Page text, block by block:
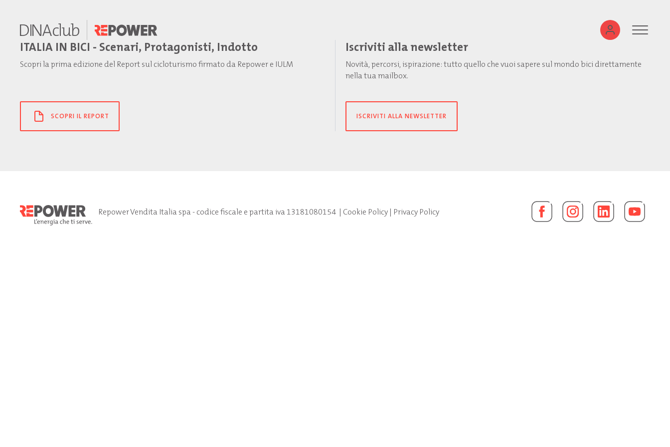
ITALIA IN BICI - Scenari, Protagonisti, Indotto
Scopri la prima edizione del Report sul cicloturismo firmato da Repower e IULM
SCOPRI IL REPORT
Iscriviti alla newsletter
Novità, percorsi, ispirazione: tutto quello che vuoi sapere sul mondo bici direttamente
nella tua mailbox.
ISCRIVITI ALLA NEWSLETTER
Repower Vendita Italia spa - codice fiscale e partita iva 13181080154| Cookie Policy| Privacy Policy